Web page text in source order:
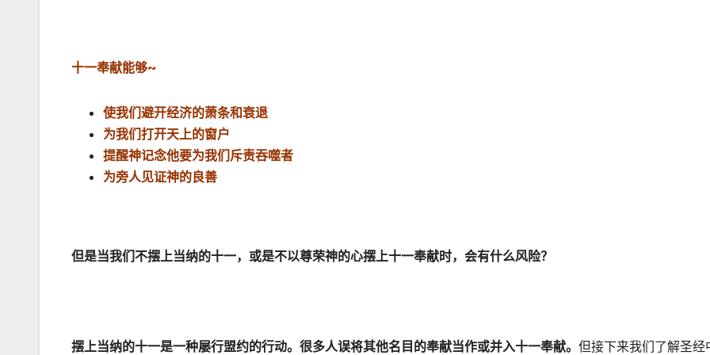
十一奉献能够~
使我们避开经济的萧条和衰退
为我们打开天上的窗户
提醒神记念他要为我们斥责吞噬者
为旁人见证神的良善
但是当我们不摆上当纳的十一，或是不以尊荣神的心摆上十一奉献时，会有什么风险？
摆上当纳的十一是一种屡行盟约的行动。很多人误将其他名目的奉献当作或并入十一奉献。 但接下来我们了解圣经